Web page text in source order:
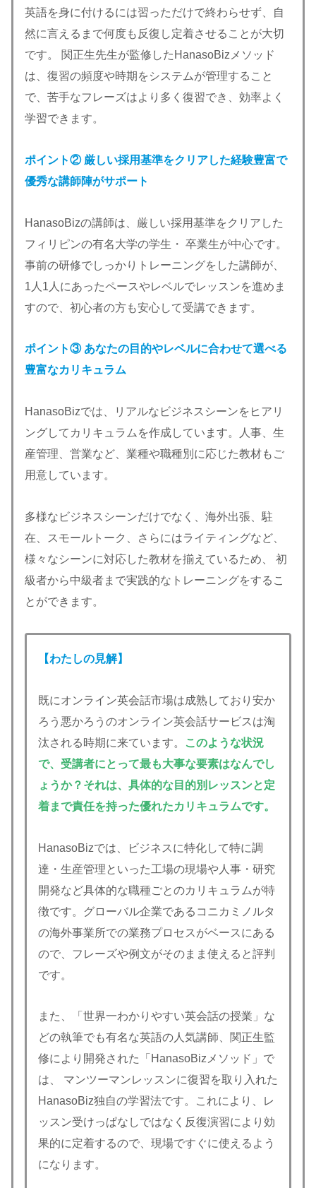
英語を身に付けるには習っただけで終わらせず、自
然に言えるまで何度も反復し定着させることが大切
です。 関正生先生が監修したHanasoBizメソッド
は、復習の頻度や時期をシステムが管理すること
で、苦手なフレーズはより多く復習でき、効率よく
学習できます。
ポイント② 厳しい採用基準をクリアした経験豊富で
優秀な講師陣がサポート
HanasoBizの講師は、厳しい採用基準をクリアした
フィリピンの有名大学の学生・ 卒業生が中心です。
事前の研修でしっかりトレーニングをした講師が、
1人1人にあったペースやレベルでレッスンを進めま
すので、初心者の方も安心して受講できます。
ポイント③ あなたの目的やレベルに合わせて選べる
豊富なカリキュラム
HanasoBizでは、リアルなビジネスシーンをヒアリ
ングしてカリキュラムを作成しています。人事、生
産管理、営業など、業種や職種別に応じた教材もご
用意しています。
多様なビジネスシーンだけでなく、海外出張、駐
在、スモールトーク、さらにはライティングなど、
様々なシーンに対応した教材を揃えているため、 初
級者から中級者まで実践的なトレーニングをするこ
とができます。
【わたしの見解】
既にオンライン英会話市場は成熟しており安か
ろう悪かろうのオンライン英会話サービスは淘
汰される時期に来ています。
このような状況
で、受講者にとって最も大事な要素はなんでし
ょうか？それは、 具体的な目的別レッスンと定
着まで責任を持った優れたカリキュラムです。
HanasoBizでは、ビジネスに特化して特に調
達・生産管理といった工場の現場や人事・研究
開発など具体的な職種ごとのカリキュラムが特
徴です。グローバル企業であるコニカミノルタ
の海外事業所での業務プロセスがベースにある
ので、フレーズや例文がそのまま使えると評判
です。
また、「世界一わかりやすい英会話の授業」な
どの執筆でも有名な英語の人気講師、関正生監
修により開発された「HanasoBizメソッド」で
は、 マンツーマンレッスンに復習を取り入れた
HanasoBiz独自の学習法です。これにより、レ
ッスン受けっぱなしではなく反復演習により効
果的に定着するので、現場ですぐに使えるよう
になります。